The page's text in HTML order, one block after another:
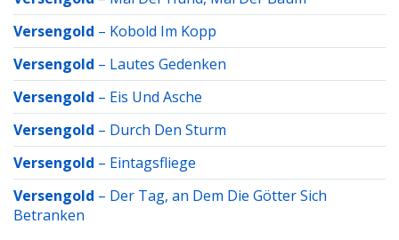
Versengold – Kobold Im Kopp
Versengold – Lautes Gedenken
Versengold – Eis Und Asche
Versengold – Durch Den Sturm
Versengold – Eintagsfliege
Versengold – Der Tag, an Dem Die Götter Sich
Betranken